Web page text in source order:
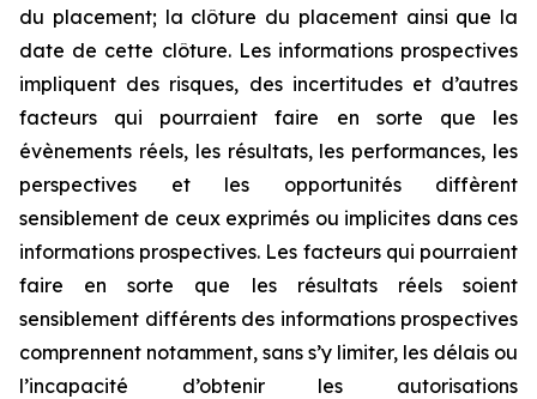
du placement; la clôture du placement ainsi que la
date de cette clôture. Les informations prospectives
impliquent des risques, des incertitudes et d’autres
facteurs qui pourraient faire en sorte que les
évènements réels, les résultats, les performances, les
perspectives et les opportunités diffèrent
sensiblement de ceux exprimés ou implicites dans ces
informations prospectives. Les facteurs qui pourraient
faire en sorte que les résultats réels soient
sensiblement différents des informations prospectives
comprennent notamment, sans s’y limiter, les délais ou
l’incapacité d’obtenir les autorisations